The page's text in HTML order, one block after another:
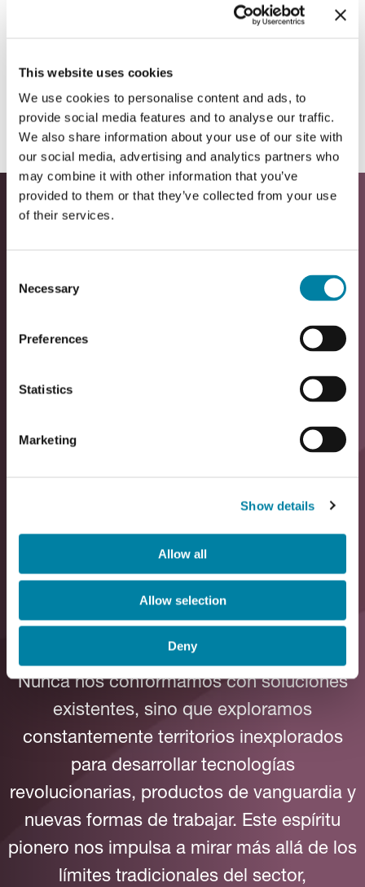
This website uses cookies
We use cookies to personalise content and ads, to
provide social media features and to analyse our traffic.
We also share information about your use of our site with
our social media, advertising and analytics partners who
may combine it with other information that you’ve
provided to them or that they’ve collected from your use
of their services.
Selection
Necessary
Preferences
Statistics
Marketing
Show details
Allow all
Allow selection
Deny
cinco valores
definen quiénes somos
trabajamos juntos para ofrecer excelencia
a nuestros clientes y crear un impacto
significativo en el mundo.
inéditas para generar
valor
La inventiva es nuestro rasgo distintivo.
Nunca nos conformamos con soluciones
existentes, sino que exploramos
constantemente territorios inexplorados
para desarrollar tecnologías
revolucionarias, productos de vanguardia y
nuevas formas de trabajar. Este espíritu
pionero nos impulsa a mirar más allá de los
límites tradicionales del sector,